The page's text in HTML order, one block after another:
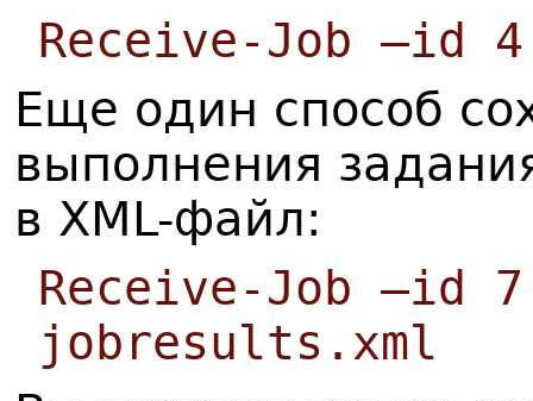
Receive-Job –id 4
Еще один способ
выполнения
в XML-файл:
Receive-Job –id
jobresults.xml